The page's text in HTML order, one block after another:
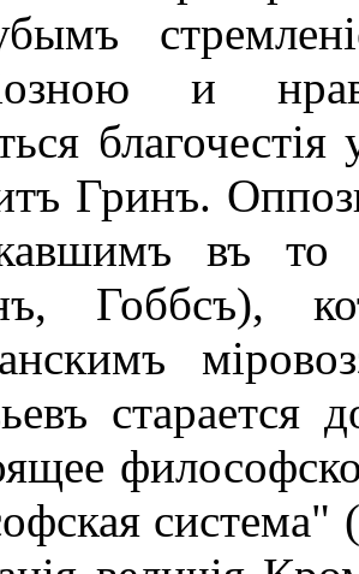
и
Гринъ.
въ то
Гоббсъ),
старается
система"